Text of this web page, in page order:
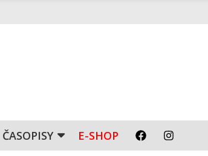
ČASOPISY E-SHOP